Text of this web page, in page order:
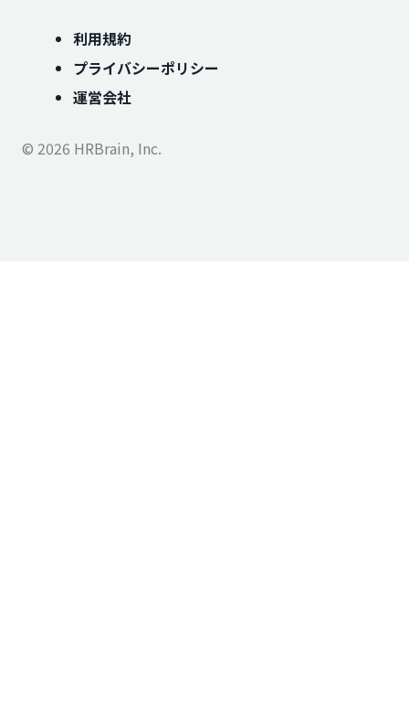
利用規約
プライバシーポリシー
運営会社
© 2026 HRBrain, Inc.